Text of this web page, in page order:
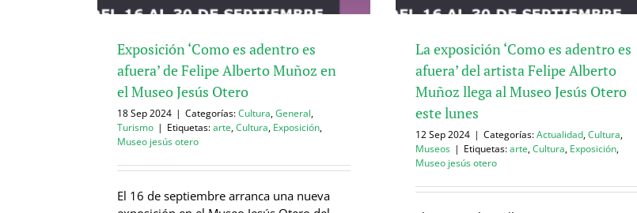
Exposición ‘Como es adentro es
afuera’ de Felipe Alberto Muñoz en
el Museo Jesús Otero
18 Sep 2024 | Categorías:Cultura,General,
Turismo | Etiquetas:arte,Cultura, Exposición,
Museo jesús otero
El 16 de septiembre arranca una nueva
La exposición ‘Como es adentro es
afuera’ del artista Felipe Alberto
Muñoz llega al Museo Jesús Otero
este lunes
12 Sep 2024 | Categorías:Actualidad,Cultura,
Museos | Etiquetas:arte,Cultura, Exposición,
Museo jesús otero